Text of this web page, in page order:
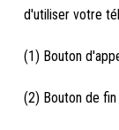
d'utiliser votre
(1) Bouton
(2) Bouton de